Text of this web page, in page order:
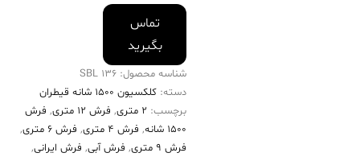
تماس
بگیرید
شناسه محصول: 136 SBL
دسته: کلکسیون ۱۵۰۰ شانه قیطران
برچسب: 2 متری , فرش 12 متری , فرش
۱۵۰۰ شانه
, فرش 4 متری , فرش 6 متری
,
فرش 9 متری
, فرش آبی, فرش ایرانی,